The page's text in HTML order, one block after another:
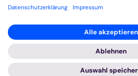
Rechtsdatenbank
Meldestelle gemäß
2026 © Bistum Aachen